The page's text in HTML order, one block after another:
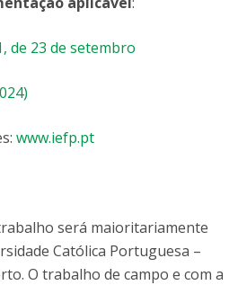
de 23 de setembro
www.iefp.pt
será maioritariamente
Católica Portuguesa –
O trabalho de campo e com a